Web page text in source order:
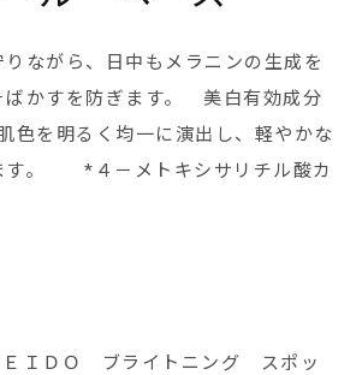
ながら、日中もメラニンの生成を
ばかすを防ぎます。 美白有効成分
色を明るく均一に演出し、軽やかな
す。 *４－メトキシサリチル酸カ
ＥＩＤＯ ブライトニング スポッ